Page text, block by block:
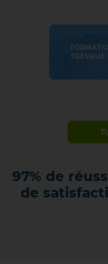
TRAVAUX
97% de
de